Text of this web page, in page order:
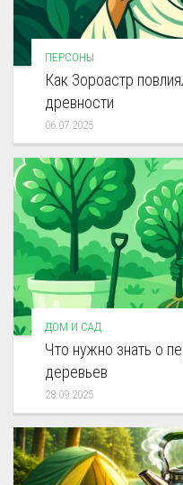
ПЕРСОНЫ
Как Зороастр
древности
06.07.2025
ДОМ И САД
Что нужно знать о
деревьев
28.09.2025